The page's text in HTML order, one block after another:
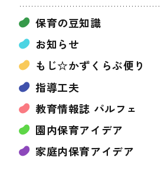
保育の豆知識
お知らせ
もじ☆かずくらぶ便り
指導工夫
教育情報誌 パルフェ
園内保育アイデア
家庭内保育アイデア